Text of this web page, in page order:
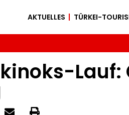
AKTUELLES TÜRKEI-